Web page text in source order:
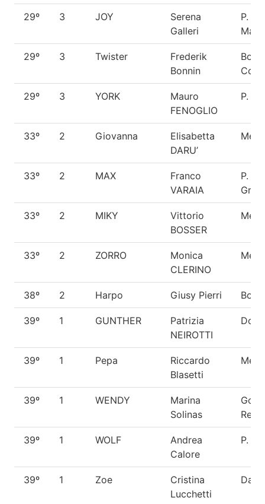
29º 3 JOY
Serena
Galleri
P.
29º 3 Twister
Frederik
Bonnin
29º 3 YORK
Mauro
FENOGLIO
P.
33º 2 Giovanna
Elisabetta
DARU’
33º 2 MAX
Franco
VARAIA
P.
33º 2 MIKY
Vittorio
BOSSER
33º 2 ZORRO
Monica
CLERINO
38º 2 Harpo Giusy Pierri
39º 1 GUNTHER
Patrizia
NEIROTTI
39º 1 Pepa
Riccardo
Blasetti
39º 1 WENDY
Marina
Solinas
39º 1 WOLF
Andrea
Calore
P.
39º 1 Zoe
Cristina
Lucchetti